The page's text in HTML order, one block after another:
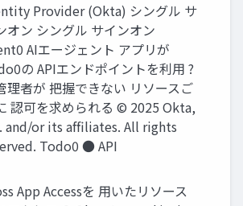
Provider (Okta) シングル サ
オン シングル サインオン
AIエージェント アプリが
の APIエンドポイントを利用 ?
理者が 把握できない リソースご
認可を求められる © 2025 Okta,
and/or its afﬁliates. All rights
Todo0 ● API
App Accessを ⽤いたリソース